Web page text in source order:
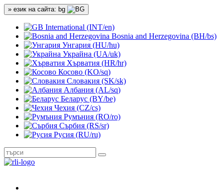
» език на сайта: bg
International (INT/en)
Bosnia and Herzegovina (BH/bs)
Унгария (HU/hu)
Украйна (UA/uk)
Хърватия (HR/hr)
Косово (KO/sq)
Словакия (SK/sk)
Албания (AL/sq)
Беларус (BY/be)
Чехия (CZ/cs)
Румъния (RO/ro)
Сърбия (RS/sr)
Русия (RU/ru)